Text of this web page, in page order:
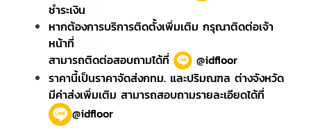
ชำระเงิน
หากต้องการบริการติดตั้งเพิ่มเติม กรุณาติดต่อเจ้า
หน้าที่
สามารถติดต่อสอบถามได้ที่
@idfloor
ราคานี้เป็นราคาจัดส่งกทม. และปริมณฑล ต่างจังหวัด
มีค่าส่งเพิ่มเติม สามารถสอบถามรายละเอียดได้ที่
@idfloor